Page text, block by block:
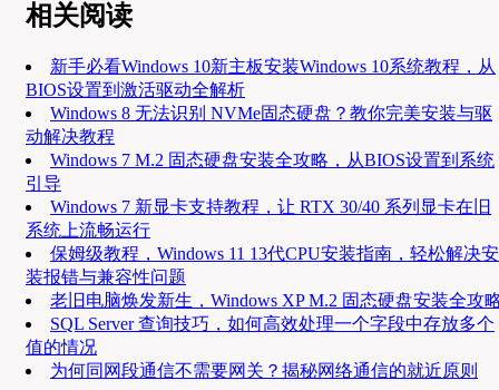
相关阅读
新手必看Windows 10新主板安装Windows 10系统教程，从
BIOS设置到激活驱动全解析
Windows 8 无法识别 NVMe固态硬盘？教你完美安装与驱
动解决教程
Windows 7 M.2 固态硬盘安装全攻略，从BIOS设置到系统
引导
Windows 7 新显卡支持教程，让 RTX 30/40 系列显卡在旧
系统上流畅运行
保姆级教程，Windows 11 13代CPU安装指南，轻松解决安
装报错与兼容性问题
老旧电脑焕发新生，Windows XP M.2 固态硬盘安装全攻
SQL Server 查询技巧，如何高效处理一个字段中存放多个
值的情况
为何同网段通信不需要网关？揭秘网络通信的就近原则